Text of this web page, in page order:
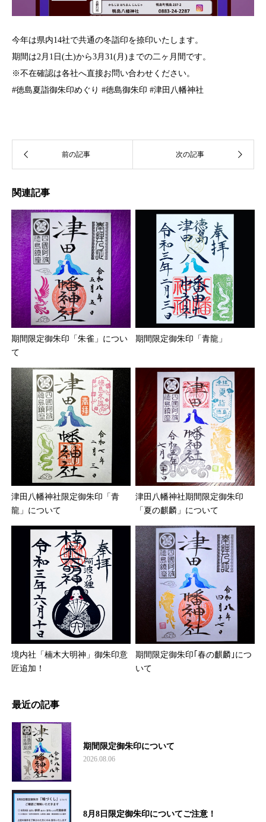
今年は県内14社で共通の冬詣印を捺印いたします。
期間は2月1日(土)から3月31(月)までの二ヶ月間です。
※不在確認は各社へ直接お問い合わせください。
#徳島夏詣御朱印めぐり #徳島御朱印 #津田八幡神社
関連記事
期間限定御朱印「朱雀」につい
て
期間限定御朱印「青龍」
津田八幡神社限定御朱印「青
龍」について
津田八幡神社期間限定御朱印
「夏の麒麟」について
境内社「楠木大明神」御朱印意
匠追加！
期間限定御朱印｢春の麒麟｣につ
いて
最近の記事
期間限定御朱印について
2026.08.06
8月8日限定御朱印についてご注意！